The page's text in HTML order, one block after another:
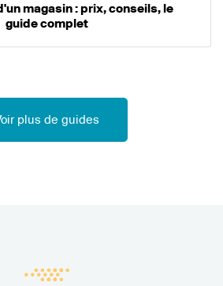
magasin : prix, conseils, le
guide complet
plus de guides